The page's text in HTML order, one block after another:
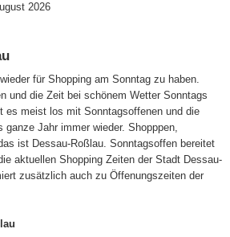
2026
für Shopping am Sonntag zu haben.
und die Zeit bei schönem Wetter Sonntags
es meist los mit Sonntagsoffenen und die
Jahr immer wieder. Shopppen,
ist Dessau-Roßlau. Sonntagsoffen bereitet
aktuellen Shopping Zeiten der Stadt Dessau-
zusätzlich auch zu Öffenungszeiten der